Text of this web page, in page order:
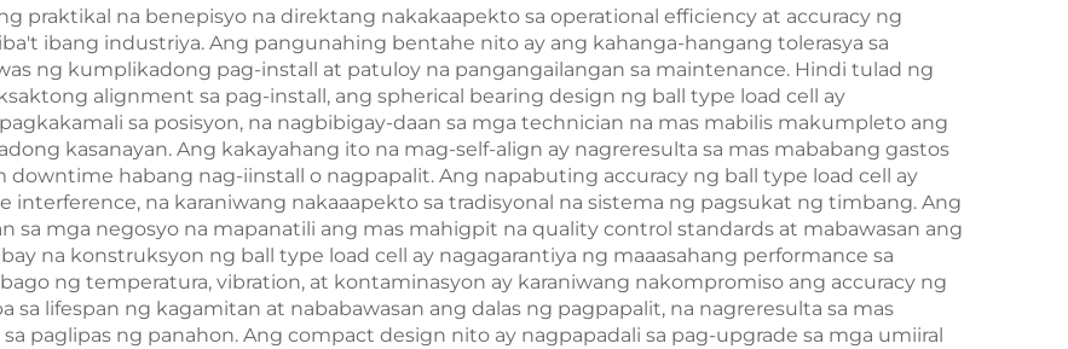
praktikal na benepisyo na direktang nakakaapekto sa operational efficiency at accuracy ng
ibang industriya. Ang pangunahing bentahe nito ay ang kahanga-hangang tolerasya sa
ng kumplikadong pag-install at patuloy na pangangailangan sa maintenance. Hindi tulad ng
alignment sa pag-install, ang spherical bearing design ng ball type load cell ay
sa posisyon, na nagbibigay-daan sa mga technician na mas mabilis makumpleto ang
kasanayan. Ang kakayahang ito na mag-self-align ay nagreresulta sa mas mababang gastos
habang nag-iinstall o nagpapalit. Ang napabuting accuracy ng ball type load cell ay
interference, na karaniwang nakaaapekto sa tradisyonal na sistema ng pagsukat ng timbang. Ang
sa mga negosyo na mapanatili ang mas mahigpit na quality control standards at mabawasan ang
na konstruksyon ng ball type load cell ay nagagarantiya ng maaasahang performance sa
ng temperatura, vibration, at kontaminasyon ay karaniwang nakompromiso ang accuracy ng
sa lifespan ng kagamitan at nababawasan ang dalas ng pagpapalit, na nagreresulta sa mas
paglipas ng panahon. Ang compact design nito ay nagpapadali sa pag-upgrade sa mga umiiral